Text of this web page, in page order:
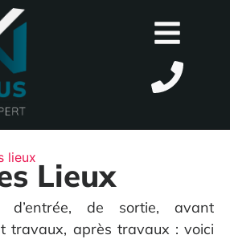
lieuxLieux
de sortie, avant
travaux, après travaux : voici